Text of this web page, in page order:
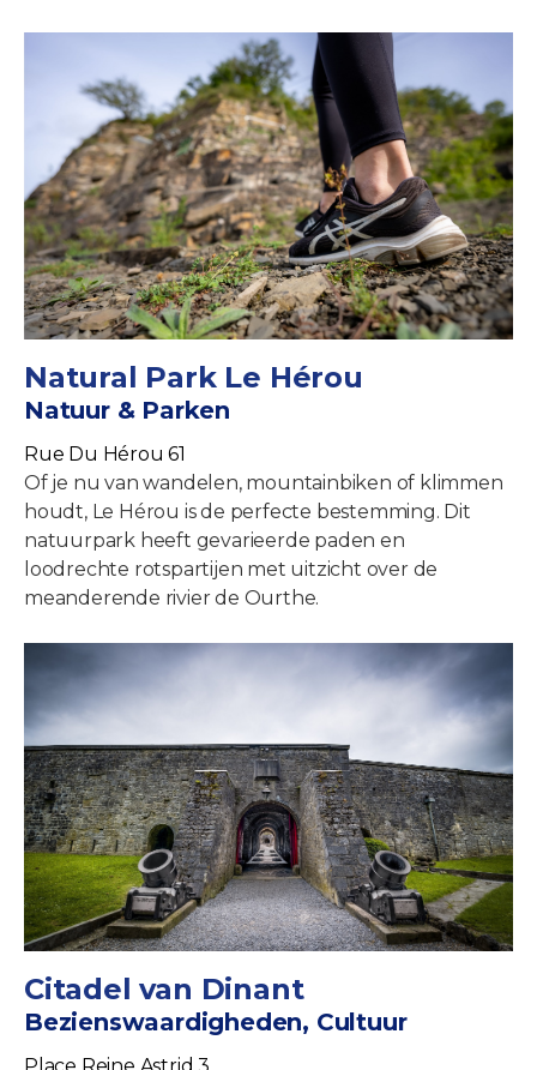
Natural Park Le Hérou
Natuur & Parken
Rue Du Hérou 61
Of je nu van wandelen, mountainbiken of klimmen
houdt, Le Hérou is de perfecte bestemming. Dit
natuurpark heeft gevarieerde paden en
loodrechte rotspartijen met uitzicht over de
meanderende rivier de Ourthe.
Citadel van Dinant
Bezienswaardigheden, Cultuur
Place Reine Astrid 3